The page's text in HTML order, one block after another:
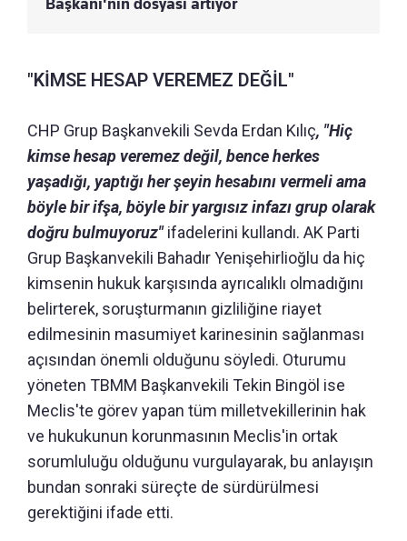
Başkanı'nın dosyası artıyor
"KİMSE HESAP VEREMEZ DEĞİL"
CHP Grup Başkanvekili Sevda Erdan Kılıç, "Hiç
kimse hesap veremez değil, bence herkes
yaşadığı, yaptığı her şeyin hesabını vermeli ama
böyle bir ifşa, böyle bir yargısız infazı grup olarak
doğru bulmuyoruz"ifadelerini kullandı. AK Parti
Grup Başkanvekili Bahadır Yenişehirlioğlu da hiç
kimsenin hukuk karşısında ayrıcalıklı olmadığını
belirterek, soruşturmanın gizliliğine riayet
edilmesinin masumiyet karinesinin sağlanması
açısından önemli olduğunu söyledi. Oturumu
yöneten TBMM Başkanvekili Tekin Bingöl ise
Meclis'te görev yapan tüm milletvekillerinin hak
ve hukukunun korunmasının Meclis'in ortak
sorumluluğu olduğunu vurgulayarak, bu anlayışın
bundan sonraki süreçte de sürdürülmesi
gerektiğini ifade etti.